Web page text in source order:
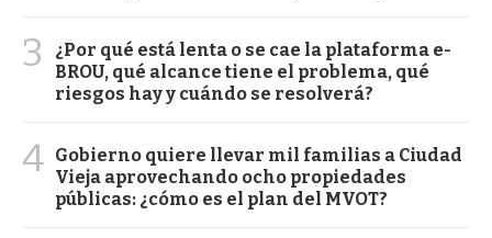
3
¿Por qué está lenta o se cae la plataforma e-
BROU, qué alcance tiene el problema, qué
riesgos hay y cuándo se resolverá?
4 Gobierno quiere llevar mil familias a Ciudad
Vieja aprovechando ocho propiedades
públicas: ¿cómo es el plan del MVOT?